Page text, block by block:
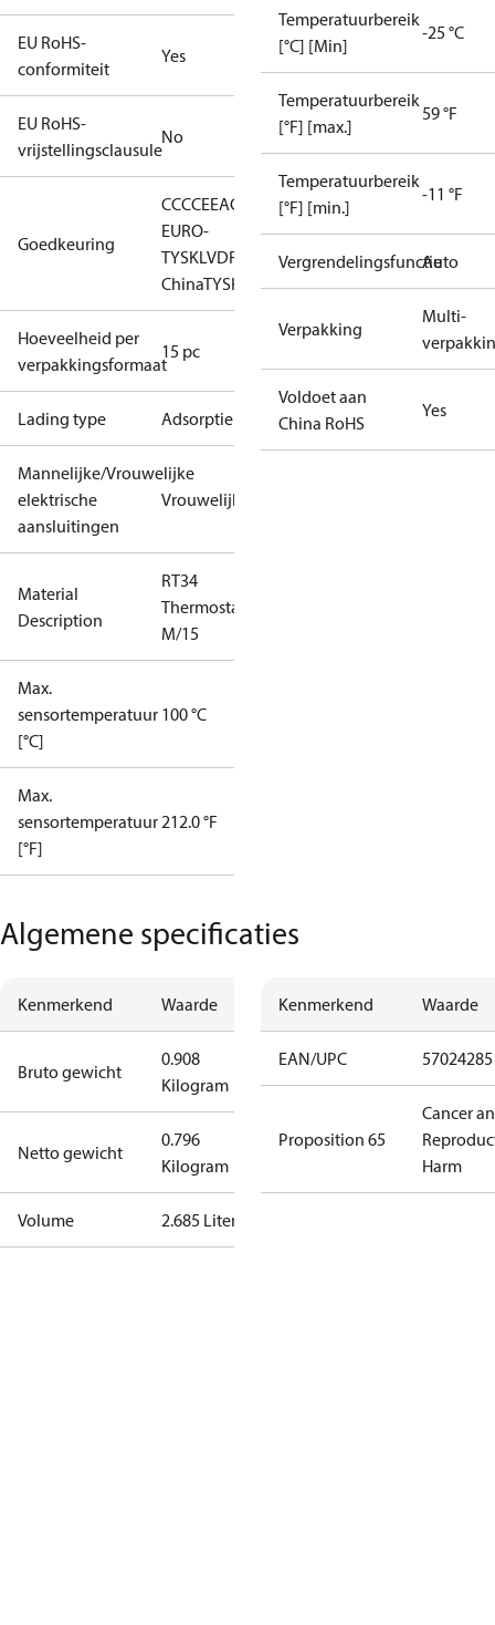
EU RoHS-
conformiteit
Yes
EU RoHS-
vrijstellingsclausule
No
Goedkeuring
CCCCEEAC
LLC CDC
EURO-
TYSKLVDRMRS RoHSRoHS
ChinaTYSK
Hoeveelheid per
verpakkingsformaat
15 pc
Lading type Adsorptie
Mannelijke/Vrouwelijke
elektrische
aansluitingen
Vrouwelijk
Material
Description
RT34
Thermostat
M/15
Max.
sensortemperatuur
[°C]
100 °C
Max.
sensortemperatuur
[°F]
212.0 °F
Temperatuurbereik
[°C] [Min]
-25 °C
Temperatuurbereik
[°F] [max.]
59 °F
Temperatuurbereik
[°F] [min.]
-11 °F
VergrendelingsfunctieAuto
Verpakking
Multi-
Voldoet aan
China RoHS
Yes
Algemene specificaties
Kenmerkend Waarde
Bruto gewicht
0.908
Kilogram
Netto gewicht
0.796
Kilogram
Volume 2.685 Liter
Kenmerkend Waarde
EAN/UPC
Proposition 65
Cancer
Harm